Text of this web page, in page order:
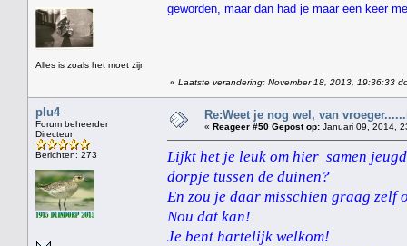
Alles is zoals het moet zijn
geworden, maar dan had je maar een keer
« Laatste verandering: November 18, 2013, 19:36:33
plu4
Forum beheerder
Directeur
Berichten: 273
Re:Weet je nog wel, van
« Reageer #50 Gepost op: Januari 09, 2014,
Lijkt het je leuk om hier samen
dorpje tussen de duinen?
En zou je daar misschien graag zelf
Nou dat kan!
Je bent hartelijk welkom!